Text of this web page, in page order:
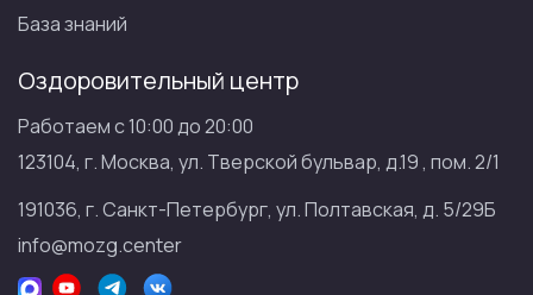
База знаний
Оздоровительный центр
Работаем с 10:00 до 20:00
123104, г. Москва, ул. Тверской бульвар, д.19 , пом. 2/1
191036, г. Санкт-Петербург, ул. Полтавская, д. 5/29Б
info@mozg.center